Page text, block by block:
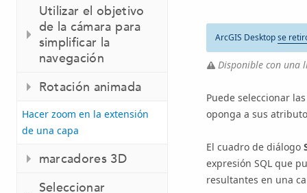
Utilizar el objetivo
de la cámara para
simplificar la
navegación
Rotación animada
Hacer zoom en la extensión
de una capa
marcadores 3D
Seleccionar
ArcGIS Desktopse
Disponible con una
Puede seleccionar
oponga a sus
El cuadro de diálogo
expresión SQL que
resultantes en una